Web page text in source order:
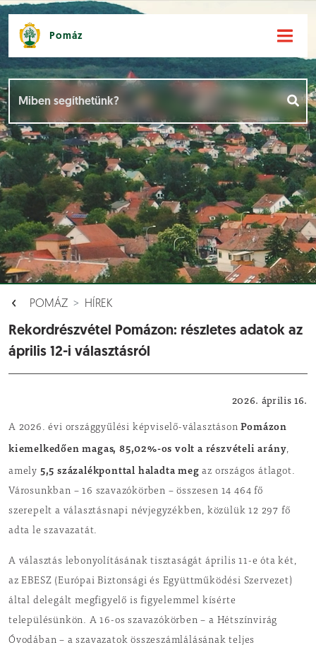
Pomáz
POMÁZ HÍREK
Rekordrészvétel Pomázon: részletes adatok az
április 12-i választásról
2026. április 16.
A 2026. évi országgyűlési képviselő-választásonPomázon
kiemelkedően magas, 85,02%-os volt a részvételi arány,
amely 5,5 százalékponttal haladta meg az országos átlagot.
Városunkban – 16 szavazókörben – összesen 14 464 fő
szerepelt a választásnapi névjegyzékben, közülük 12 297 fő
adta le szavazatát.
A választás lebonyolításának tisztaságát április 11-e óta két,
az EBESZ (Európai Biztonsági és Együttműködési Szervezet)
által delegált megfigyelő is figyelemmel kísérte
településünkön. A 16-os szavazókörben – a Hétszínvirág
Óvodában – a szavazatok összeszámlálásának teljes
Események []
Dokumentumok [ ]
Aloldalak []